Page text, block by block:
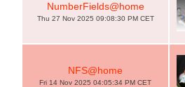
NumberFields@home
Thu 27 Nov 2025 09:08:30 PM CET
NFS@home
Fri 14 Nov 2025 04:05:34 PM CET